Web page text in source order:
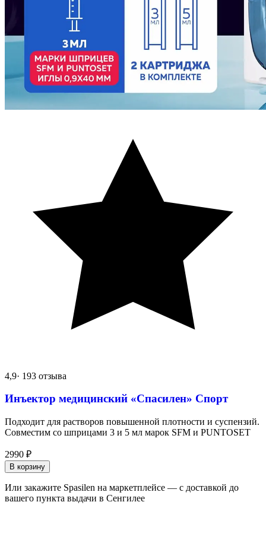
4,9· 193 отзыва
Инъектор медицинский «Спасилен» Спорт
Подходит для растворов повышенной плотности и суспензий.
Совместим со шприцами 3 и 5 мл марок SFM и PUNTOSET
2990 ₽
В корзину
Или закажите Spasilen на маркетплейсе — с доставкой до
вашего пункта выдачи в Сенгилее